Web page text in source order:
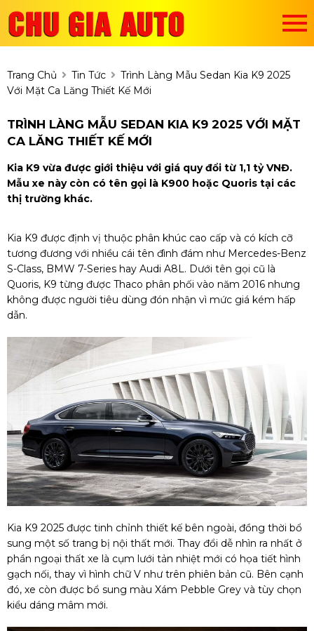
Trang Chủ Tin Tức
Trình Làng Mẫu Sedan Kia K9 2025
Với Mặt Ca Lăng Thiết Kế Mới
TRÌNH LÀNG MẪU SEDAN KIA K9 2025 VỚI MẶT
CA LĂNG THIẾT KẾ MỚI
Kia K9 vừa được giới thiệu với giá quy đổi từ 1,1 tỷ VNĐ.
Mẫu xe này còn có tên gọi là K900 hoặc Quoris tại các
thị trường khác.
Kia K9 được định vị thuộc phân khúc cao cấp và có kích cỡ
tương đương với nhiều cái tên đình đám như Mercedes-Benz
S-Class, BMW 7-Series hay Audi A8L. Dưới tên gọi cũ là
Quoris, K9 từng được Thaco phân phối vào năm 2016 nhưng
không được người tiêu dùng đón nhận vì mức giá kém hấp
dẫn.
Kia K9 2025 được tinh chỉnh thiết kế bên ngoài, đồng thời bổ
sung một số trang bị nội thất mới. Thay đổi dễ nhìn ra nhất ở
phần ngoại thất xe là cụm lưới tản nhiệt mới có họa tiết hình
gạch nối, thay vì hình chữ V như trên phiên bản cũ. Bên cạnh
đó, xe còn được bổ sung màu Xám Pebble Grey và tùy chọn
kiểu dáng mâm mới.